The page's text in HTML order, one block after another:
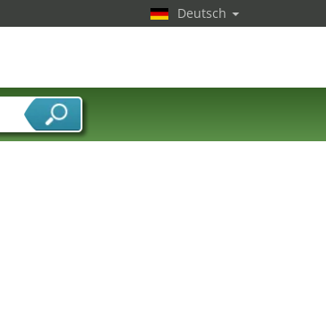
Deutsch